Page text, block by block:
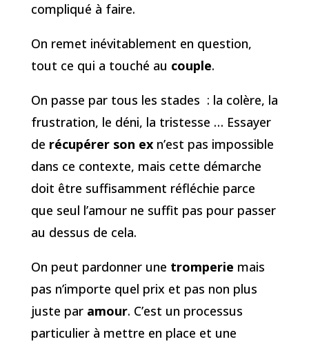
compliqué à faire.
On remet inévitablement en question,
tout ce qui a touché au couple.
On passe par tous les stades : la colère, la
frustration, le déni, la tristesse … Essayer
de récupérer son exn’est pas impossible
dans ce contexte, mais cette démarche
doit être suffisamment réfléchie parce
que seul l’amour ne suffit pas pour passer
au dessus de cela.
On peut pardonner une tromperie mais
pas n’importe quel prix et pas non plus
juste par amour. C’est un processus
particulier à mettre en place et une